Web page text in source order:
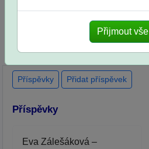
po skutečných přijímacích
zkouškách
Přijmout vše
Příspěvky Přidat příspěvek
Příspěvky
Eva Zálešáková –